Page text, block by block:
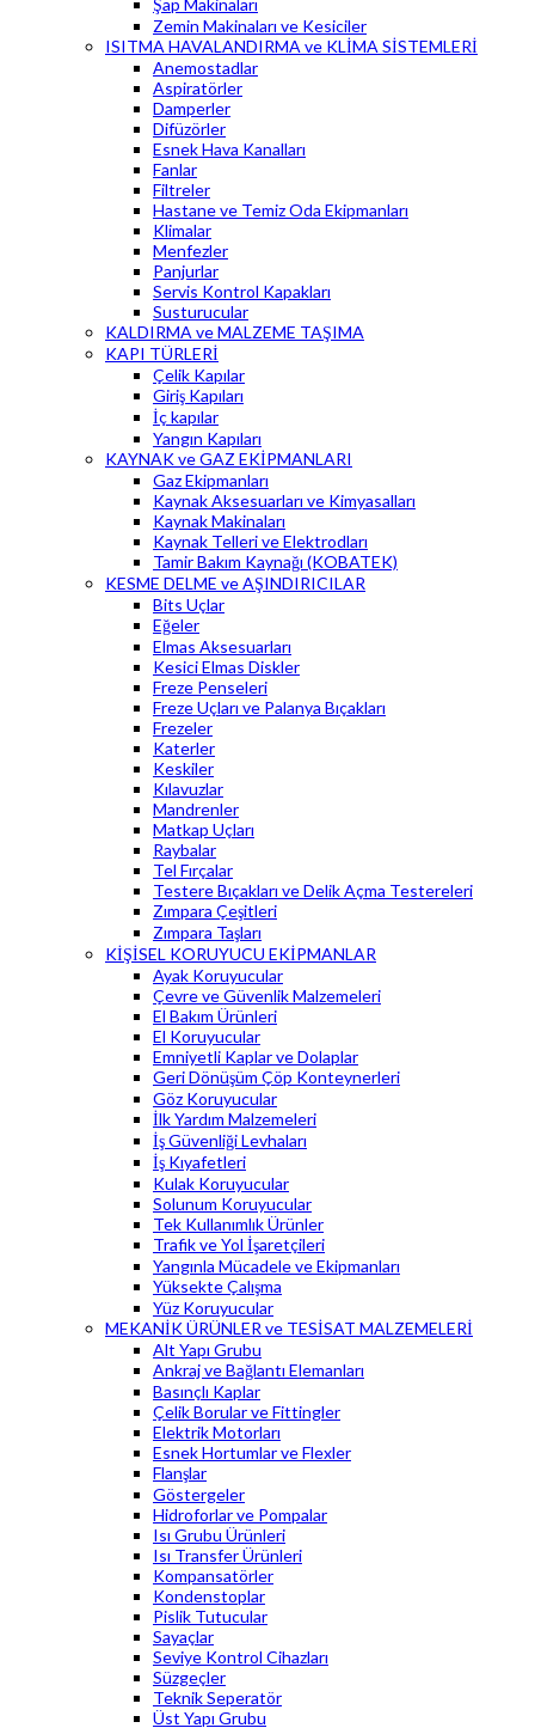
Zemin Makinaları ve Kesiciler
ISITMA HAVALANDIRMA ve KLİMA SİSTEMLERİ
Anemostadlar
Aspiratörler
Damperler
Difüzörler
Esnek Hava Kanalları
Fanlar
Filtreler
Hastane ve Temiz Oda Ekipmanları
Klimalar
Menfezler
Panjurlar
Servis Kontrol Kapakları
Susturucular
KALDIRMA ve MALZEME TAŞIMA
KAPI TÜRLERİ
Çelik Kapılar
Giriş Kapıları
İç kapılar
Yangın Kapıları
KAYNAK ve GAZ EKİPMANLARI
Gaz Ekipmanları
Kaynak Aksesuarları ve Kimyasalları
Kaynak Makinaları
Kaynak Telleri ve Elektrodları
Tamir Bakım Kaynağı (KOBATEK)
KESME DELME ve AŞINDIRICILAR
Bits Uçlar
Eğeler
Elmas Aksesuarları
Kesici Elmas Diskler
Freze Penseleri
Freze Uçları ve Palanya Bıçakları
Frezeler
Katerler
Keskiler
Kılavuzlar
Mandrenler
Matkap Uçları
Raybalar
Tel Fırçalar
Testere Bıçakları ve Delik Açma Testereleri
Zımpara Çeşitleri
Zımpara Taşları
KİŞİSEL KORUYUCU EKİPMANLAR
Ayak Koruyucular
Çevre ve Güvenlik Malzemeleri
El Bakım Ürünleri
El Koruyucular
Emniyetli Kaplar ve Dolaplar
Geri Dönüşüm Çöp Konteynerleri
Göz Koruyucular
İlk Yardım Malzemeleri
İş Güvenliği Levhaları
İş Kıyafetleri
Kulak Koruyucular
Solunum Koruyucular
Tek Kullanımlık Ürünler
Trafik ve Yol İşaretçileri
Yangınla Mücadele ve Ekipmanları
Yüksekte Çalışma
Yüz Koruyucular
MEKANİK ÜRÜNLER ve TESİSAT MALZEMELERİ
Alt Yapı Grubu
Ankraj ve Bağlantı Elemanları
Basınçlı Kaplar
Çelik Borular ve Fittingler
Elektrik Motorları
Esnek Hortumlar ve Flexler
Flanşlar
Göstergeler
Hidroforlar ve Pompalar
Isı Grubu Ürünleri
Isı Transfer Ürünleri
Kompansatörler
Kondenstoplar
Pislik Tutucular
Sayaçlar
Seviye Kontrol Cihazları
Süzgeçler
Teknik Seperatör
Üst Yapı Grubu